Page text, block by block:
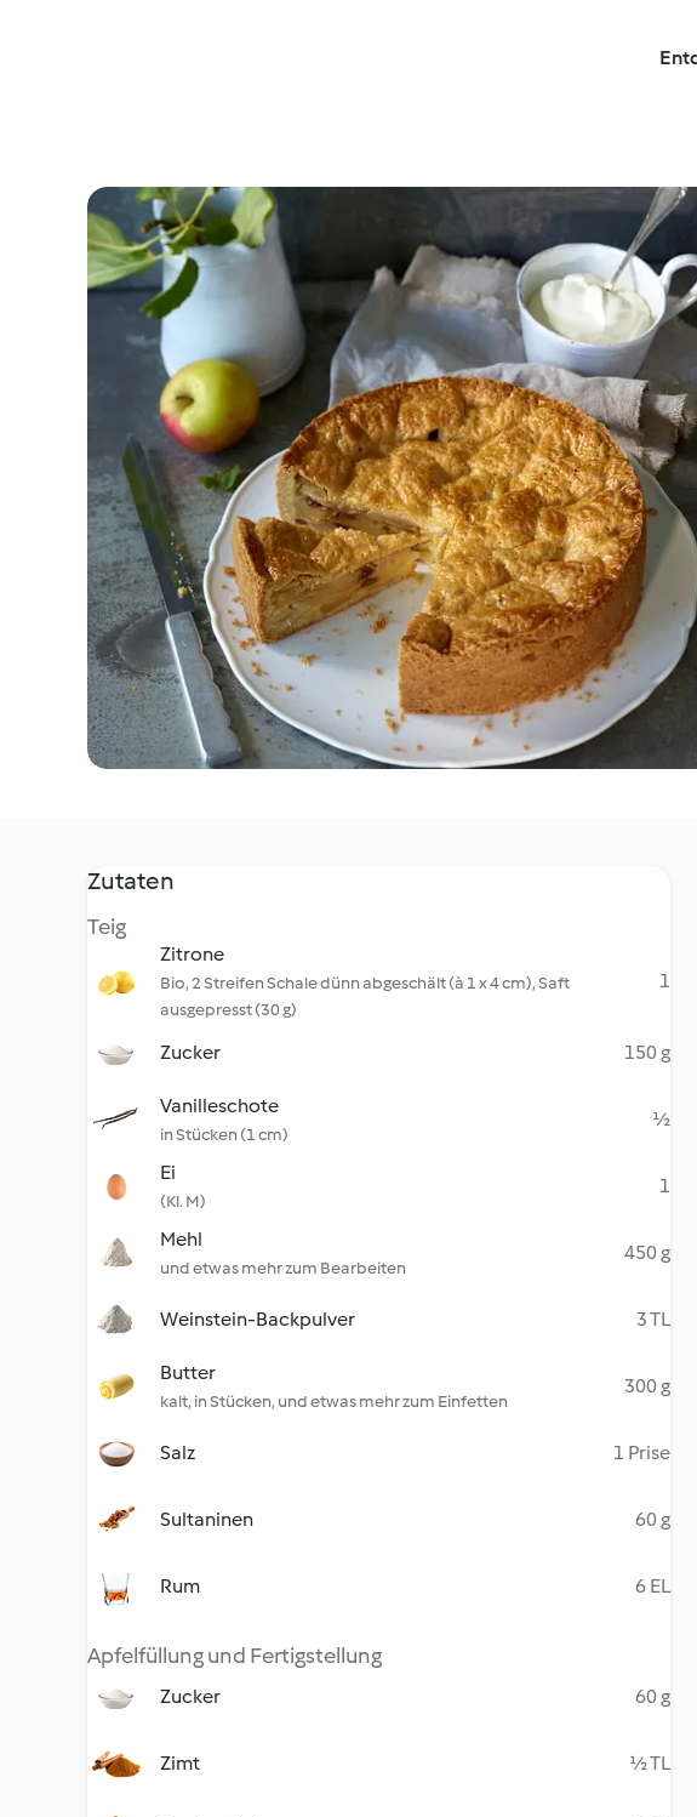
Zutaten
Teig
Zitrone
Bio, 2 Streifen Schale dünn abgeschält (à 1 x 4 cm), Saft
ausgepresst (30 g)
1
Zucker 150 g
Vanilleschote
in Stücken (1 cm)
½
Ei
(Kl. M)
1
Mehl
und etwas mehr zum Bearbeiten
450 g
Weinstein-Backpulver 3 TL
Butter
kalt, in Stücken, und etwas mehr zum Einfetten
300 g
Salz 1 Prise
Sultaninen 60 g
Rum 6 EL
Apfelfüllung und Fertigstellung
Zucker 60 g
Zimt ½ TL